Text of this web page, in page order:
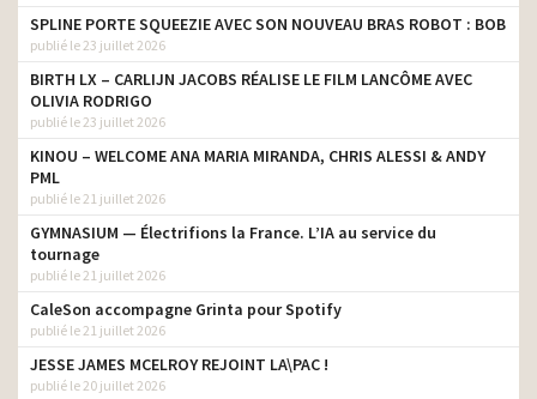
SPLINE PORTE SQUEEZIE AVEC SON NOUVEAU BRAS ROBOT : BOB
publié le 23 juillet 2026
BIRTH LX – CARLIJN JACOBS RÉALISE LE FILM LANCÔME AVEC
OLIVIA RODRIGO
publié le 23 juillet 2026
KINOU – WELCOME ANA MARIA MIRANDA, CHRIS ALESSI & ANDY
PML
publié le 21 juillet 2026
GYMNASIUM — Électrifions la France. L’IA au service du
tournage
publié le 21 juillet 2026
CaleSon accompagne Grinta pour Spotify
publié le 21 juillet 2026
JESSE JAMES MCELROY REJOINT LA\PAC !
publié le 20 juillet 2026